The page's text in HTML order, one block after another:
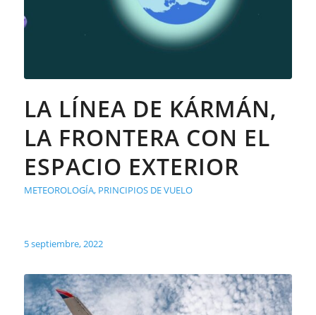
LA LÍNEA DE KÁRMÁN,
LA FRONTERA CON EL
ESPACIO EXTERIOR
METEOROLOGÍA, PRINCIPIOS DE VUELO
5 septiembre, 2022